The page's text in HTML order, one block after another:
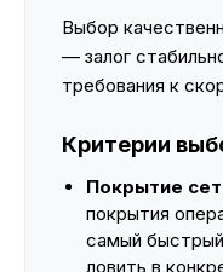
Выбор
— залог
требования к
Критерии
Покрытие
покрытия
самый
ловить в